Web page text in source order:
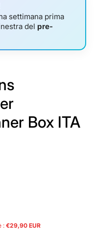
settimana prima
del pre-
Box ITA
: €29,90 EUR